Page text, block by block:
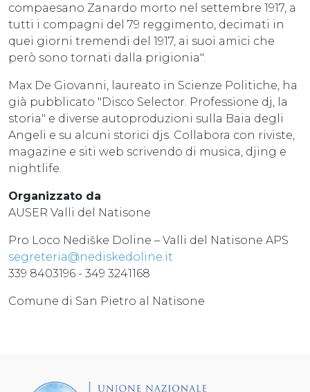
compaesano Zanardo morto nel settembre 1917, a
tutti i compagni del 79 reggimento, decimati in
quei giorni tremendi del 1917, ai suoi amici che
però sono tornati dalla prigionia".
Max De Giovanni, laureato in Scienze Politiche, ha
già pubblicato "Disco Selector. Professione dj, la
storia" e diverse autoproduzioni sulla Baia degli
Angeli e su alcuni storici djs. Collabora con riviste,
magazine e siti web scrivendo di musica, djing e
nightlife.
Organizzato da
AUSER Valli del Natisone
Pro Loco Nediške Doline – Valli del Natisone APS
segreteria@nediskedoline.it
339 8403196 - 349 3241168
Comune di San Pietro al Natisone